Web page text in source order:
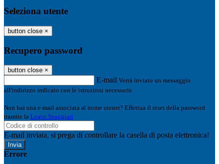
Seleziona utente
button close ×
Recupero password
button close ×
E-mail Verrà inviato un messaggio
all'indirizzo indicato con le istruzioni necessarie.
Non hai una e-mail associata al nome utente? Effettua il reset della password
tramite la Login Spaggiari
E-mail inviata, si prega di controllare la casella di posta elettronica!
Errore